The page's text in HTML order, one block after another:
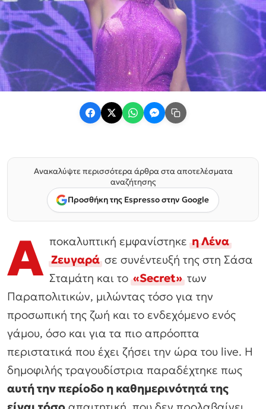
Ανακαλύψτε περισσότερα άρθρα στα αποτελέσματα
αναζήτησης
Προσθήκη της Espresso στην Google
Α ποκαλυπτική εμφανίστηκεη Λένα
Ζευγαράσε συνέντευξή της στη Σάσα
Σταμάτη και το«Secret»των
Παραπολιτικών, μιλώντας τόσο για την
προσωπική της ζωή και το ενδεχόμενο ενός
γάμου, όσο και για τα πιο απρόοπτα
περιστατικά που έχει ζήσει την ώρα του live. Η
δημοφιλής τραγουδίστρια παραδέχτηκε πως
αυτή την περίοδο η καθημερινότητά της